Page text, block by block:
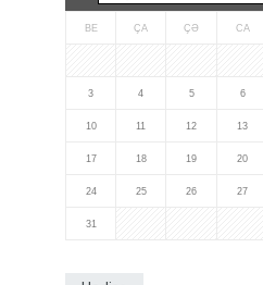
BE ÇA ÇƏ CA
3 4 5 6
10 11 12 13
17 18 19 20
24 25 26 27
31